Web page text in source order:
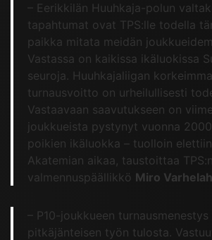
– Eerikkilän Huuhkaja-polun
tapahtumat ovat TPS:lle todella
paikka mitata meidän
Vastassa on kaikissa ikäluokissa
seuroja. Huuhkajaliigan
turnausvoitto on urheilullisesti
Vastaavaan saavutukseen on
joukkueista pystynyt vuonna
poikien ikäluokka – tuolloin
Akatemian aikaa, taustoittaa TPS:n
valmennuspäällikkö Miro
– P10-joukkueen
pitkäjänteisen työn tulosta.